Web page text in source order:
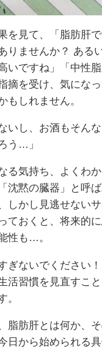
を見て、「脂肪肝
りませんか？ ある
いですね」「中性
摘を受け、気にな
もしれません。
いし、お酒もそん
う…」
る気持ち、よくわ
沈黙の臓器」と呼
しかし見逃せない
ておくと、将来的
性も…。
ぎないでください！
活習慣を見直すこ
。
脂肪肝とは何か、
日から始められる